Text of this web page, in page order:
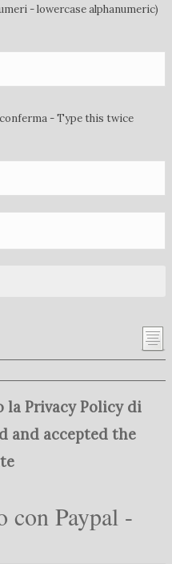
- lowercase alphanumeric)
- Type this twice
Privacy Policy di
and accepted the
con Paypal -